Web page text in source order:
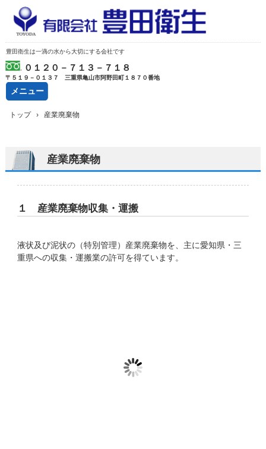
豊田衛生は一滴の水から大切にする会社です
０１２０－７１３－７１８
〒５１９－０１３７ 三重県亀山市阿野田町１８７０番地
メニュー
トップ › 産業廃棄物
産業廃棄物
１ 産業廃棄物収集・運搬
液状及び泥状の（特別管理）産業廃棄物を、主に愛知県・三
重県への収集・運搬業の許可を得ています。